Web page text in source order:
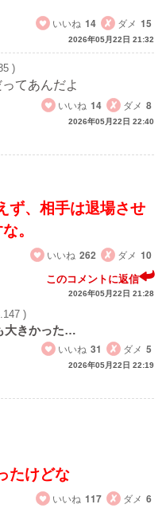
いいね 14 ダメ 15
2026年05月22日 21:32
)
てあんだよ
いいね 14 ダメ 8
2026年05月22日 22:40
ず、相手は退場させ
。
いいね 262 ダメ 10
このコメントに返信
2026年05月22日 21:28
)
大きかった…
いいね 31 ダメ 5
2026年05月22日 22:19
たけどな
いいね 117 ダメ 6